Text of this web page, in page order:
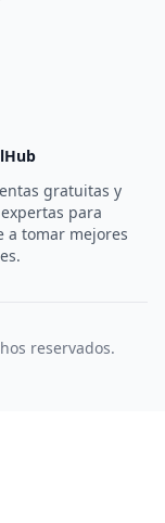
gratuitas y
para
a tomar mejores
reservados.